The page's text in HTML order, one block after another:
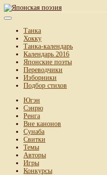
Танка
Хокку
Танка-календарь
Календарь 2016
Японские поэты
Переводчики
Изборники
Подбор стихов
Югэн
Сэнрю
Ренга
Вне канонов
Сунаба
Свитки
Темы
Авторы
Игры
Конкурсы